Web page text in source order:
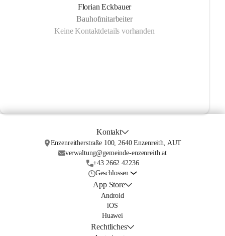
Florian Eckbauer
Bauhofmitarbeiter
Keine Kontaktdetails vorhanden
Kontakt
Enzenreitherstraße 100, 2640 Enzenreith, AUT
verwaltung@gemeinde-enzenreith.at
+43 2662 42236
Geschlossen
App Store
Android
iOS
Huawei
Rechtliches